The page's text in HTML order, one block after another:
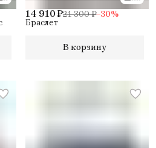
14 910 ₽21 300 ₽−30%
Браслет
В корзину